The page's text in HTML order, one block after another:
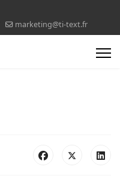
marketing@ti-text.fr